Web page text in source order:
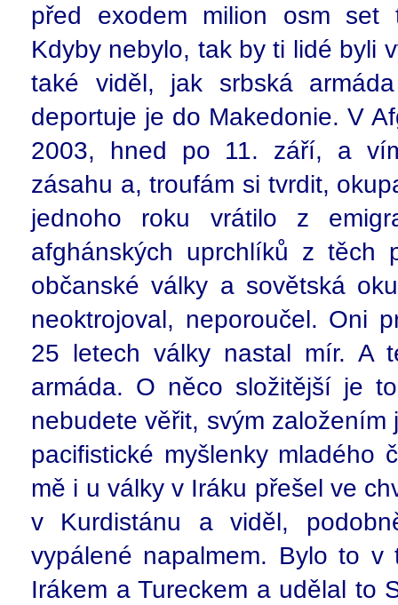
před exodem milion osm set
Kdyby nebylo, tak by ti lidé byli
také viděl, jak srbská
deportuje je do Makedonie. V
2003, hned po 11. září, a
zásahu a, troufám si tvrdit,
jednoho roku vrátilo z
afghánských uprchlíků z těch
občanské války a sovětská
neoktrojoval, neporoučel. Oni
25 letech války nastal mír. A
armáda. O něco složitější je
nebudete věřit, svým
pacifistické myšlenky mladého
mě i u války v Iráku přešel ve
v Kurdistánu a viděl,
vypálené napalmem. Bylo to v
Irákem a Tureckem a udělal to